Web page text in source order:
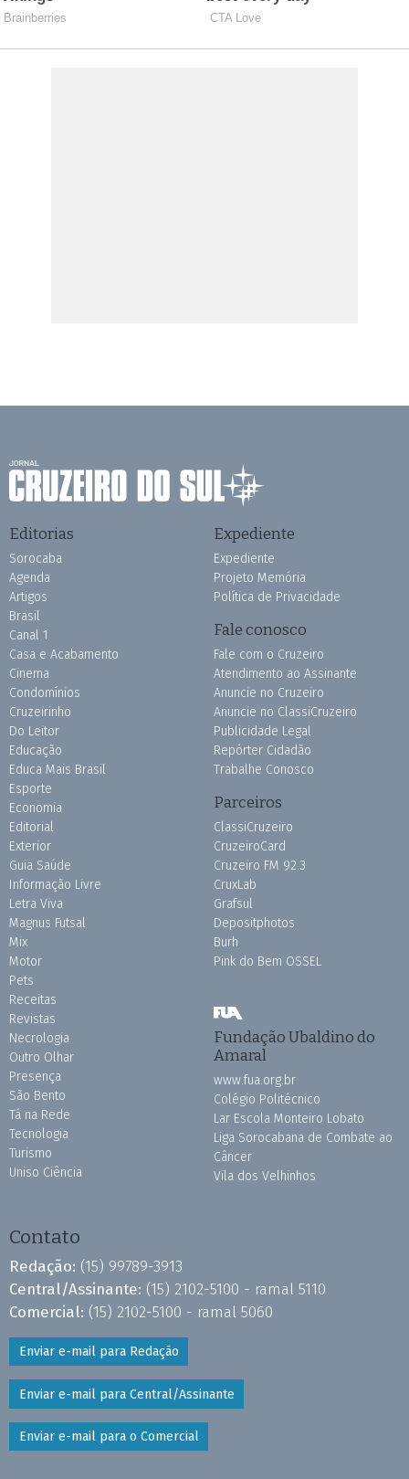
Editorias
Sorocaba
Agenda
Artigos
Brasil
Canal 1
Casa e Acabamento
Cinema
Condomínios
Cruzeirinho
Do Leitor
Educação
Educa Mais Brasil
Esporte
Economia
Editorial
Exterior
Guia Saúde
Informação Livre
Letra Viva
Magnus Futsal
Mix
Motor
Pets
Receitas
Revistas
Necrologia
Outro Olhar
Presença
São Bento
Tá na Rede
Tecnologia
Turismo
Uniso Ciência
Expediente
Expediente
Projeto Memória
Política de Privacidade
Fale conosco
Fale com o Cruzeiro
Atendimento ao Assinante
Anuncie no Cruzeiro
Anuncie no ClassiCruzeiro
Publicidade Legal
Repórter Cidadão
Trabalhe Conosco
Parceiros
ClassiCruzeiro
CruzeiroCard
Cruzeiro FM 92.3
CruxLab
Grafsul
Depositphotos
Burh
Pink do Bem OSSEL
Fundação Ubaldino do
Amaral
www.fua.org.br
Colégio Politécnico
Lar Escola Monteiro Lobato
Liga Sorocabana de Combate ao
Câncer
Vila dos Velhinhos
Contato
Redação: (15) 99789-3913
Central/Assinante: (15) 2102-5100 - ramal 5110
Comercial: (15) 2102-5100 - ramal 5060
Enviar e-mail para Redação
Enviar e-mail para Central/Assinante
Enviar e-mail para o Comercial